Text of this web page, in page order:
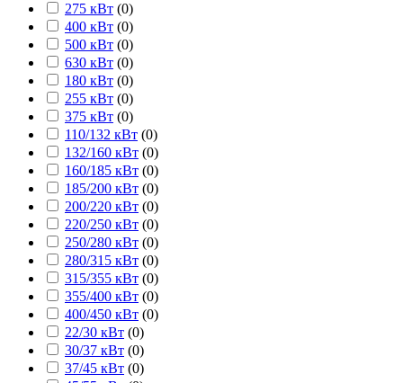
275 кВт (0)
400 кВт (0)
500 кВт (0)
630 кВт (0)
180 кВт (0)
255 кВт (0)
375 кВт (0)
110/132 кВт (0)
132/160 кВт (0)
160/185 кВт (0)
185/200 кВт (0)
200/220 кВт (0)
220/250 кВт (0)
250/280 кВт (0)
280/315 кВт (0)
315/355 кВт (0)
355/400 кВт (0)
400/450 кВт (0)
22/30 кВт (0)
30/37 кВт (0)
37/45 кВт (0)